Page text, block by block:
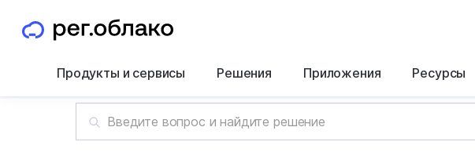
Продукты и сервисы Решения Приложения Ресурсы